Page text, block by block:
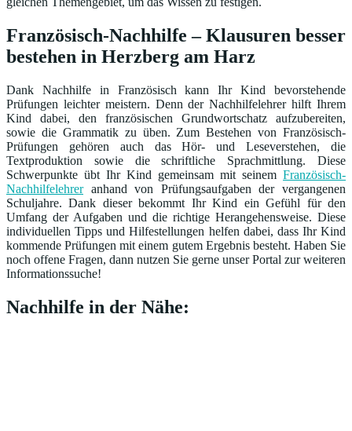
Französisch-Nachhilfe – Klausuren besser
bestehen in Herzberg am Harz
Dank Nachhilfe in Französisch kann Ihr Kind bevorstehende
Prüfungen leichter meistern. Denn der Nachhilfelehrer hilft Ihrem
Kind dabei, den französischen Grundwortschatz aufzubereiten,
sowie die Grammatik zu üben. Zum Bestehen von Französisch-
Prüfungen gehören auch das Hör- und Leseverstehen, die
Textproduktion sowie die schriftliche Sprachmittlung. Diese
Schwerpunkte übt Ihr Kind gemeinsam mit seinem Französisch-
Nachhilfelehreranhand von Prüfungsaufgaben der vergangenen
Schuljahre. Dank dieser bekommt Ihr Kind ein Gefühl für den
Umfang der Aufgaben und die richtige Herangehensweise. Diese
individuellen Tipps und Hilfestellungen helfen dabei, dass Ihr Kind
kommende Prüfungen mit einem gutem Ergebnis besteht. Haben Sie
noch offene Fragen, dann nutzen Sie gerne unser Portal zur weiteren
Informationssuche!
Nachhilfe in der Nähe: